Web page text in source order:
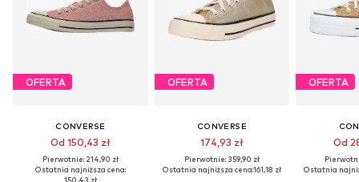
OFERTA
CONVERSE
Od 150,43 zł
Pierwotnie: 214,90 zł
Ostatnia najniższa cena:
150,43 zł
OFERTA
CONVERSE
174,93 zł
Pierwotnie: 359,90 zł
Ostatnia najniższa cena:161,18 zł
OFERTA
Od
Ostatnia